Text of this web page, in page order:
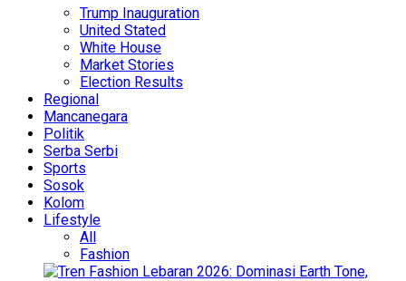
Trump Inauguration
United Stated
White House
Market Stories
Election Results
Regional
Mancanegara
Politik
Serba Serbi
Sports
Sosok
Kolom
Lifestyle
All
Fashion